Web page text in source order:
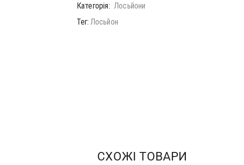
Категорія: Лосьйони
Тег: Лосьйон
СХОЖІ ТОВАРИ